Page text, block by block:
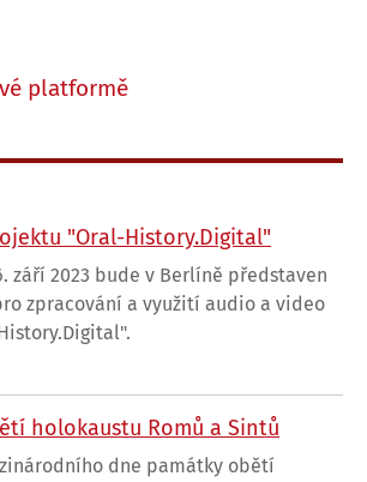
platformě
"Oral-History.Digital"
září 2023 bude v Berlíně představen
zpracování a využití audio a video
holokaustu Romů a Sintů
dne památky obětí